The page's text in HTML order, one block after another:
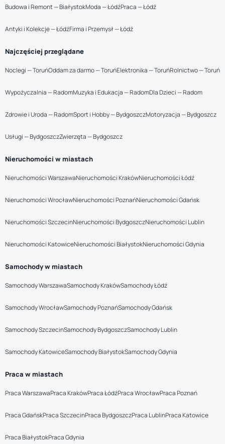
Budowa i Remont — BiałystokModa — ŁódźPraca — Łódź
Antyki i Kolekcje — ŁódźFirma i Przemysł — Łódź
Najczęściej przeglądane
Noclegi — ToruńOddam za darmo — ToruńElektronika — ToruńRolnictwo — Toruń
Wypożyczalnia — RadomMuzyka i Edukacja — RadomDla Dzieci — Radom
Zdrowie i Uroda — RadomSport i Hobby — BydgoszczMotoryzacja — Bydgoszcz
Usługi — BydgoszczZwierzęta — Bydgoszcz
Nieruchomości w miastach
Nieruchomości WarszawaNieruchomości KrakówNieruchomości Łódź
Nieruchomości WrocławNieruchomości PoznańNieruchomości Gdańsk
Nieruchomości SzczecinNieruchomości BydgoszczNieruchomości Lublin
Nieruchomości KatowiceNieruchomości BiałystokNieruchomości Gdynia
Samochody w miastach
Samochody WarszawaSamochody KrakówSamochody Łódź
Samochody WrocławSamochody PoznańSamochody Gdańsk
Samochody SzczecinSamochody BydgoszczSamochody Lublin
Samochody KatowiceSamochody BiałystokSamochody Gdynia
Praca w miastach
Praca WarszawaPraca KrakówPraca ŁódźPraca WrocławPraca Poznań
Praca GdańskPraca SzczecinPraca BydgoszczPraca LublinPraca Katowice
Praca BiałystokPraca Gdynia